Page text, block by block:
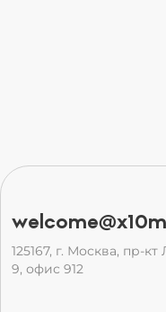
125167, г. Москва, пр-
9, офис 912